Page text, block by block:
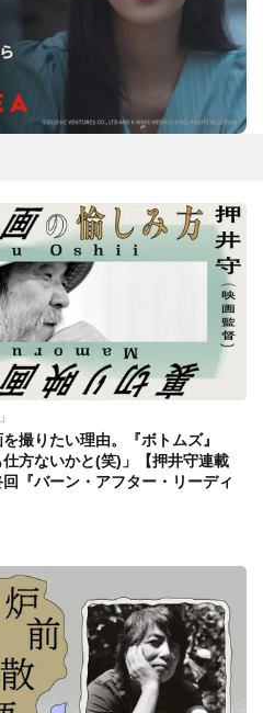
撮りたい理由。『ボトムズ』
方ないかと(笑)」【押井守連載
『バーン・アフター・リーディ